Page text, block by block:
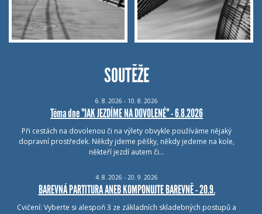
SOUTĚŽE
6. 8. 2026 - 10. 8. 2026
Téma dne "JAK JEZDÍME NA DOVOLENÉ" - 6.8.2026
Při cestách na dovolenou či na výlety obvykle používáme nějaký
dopravní prostředek. Někdy jdeme pěšky, někdy jedeme na kole,
někteří jezdí autem či…
4. 8. 2026 - 20. 9. 2026
BAREVNÁ PARTITURA ANEB KOMPONUJTE BAREVNĚ - 20.9.
Cvičení: Vyberte si alespoň 3 ze základních skladebných postupů a